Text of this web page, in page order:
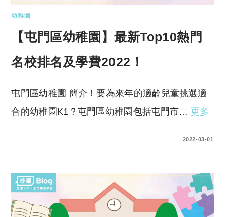
幼稚園
【屯門區幼稚園】最新Top10熱門
名校排名及學費2022！
屯門區幼稚園 簡介！要為來年的適齡兒童挑選適
合的幼稚園K1？屯門區幼稚園包括屯門市… 更多
2022-03-01